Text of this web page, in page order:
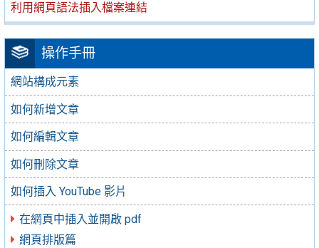
利用網頁語法插入檔案連結
操作手冊
網站構成元素
如何新增文章
如何編輯文章
如何刪除文章
如何插入 YouTube 影片
在網頁中插入並開啟 pdf
網頁排版篇